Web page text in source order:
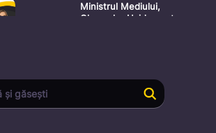
Ministrul Mediului,
Gheorghe Hajder, este
Consultări publice privind
proiectul de lege pent